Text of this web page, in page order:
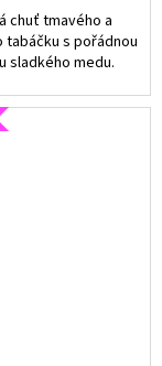
chuť tmavého a
tabáčku s pořádnou
sladkého medu.